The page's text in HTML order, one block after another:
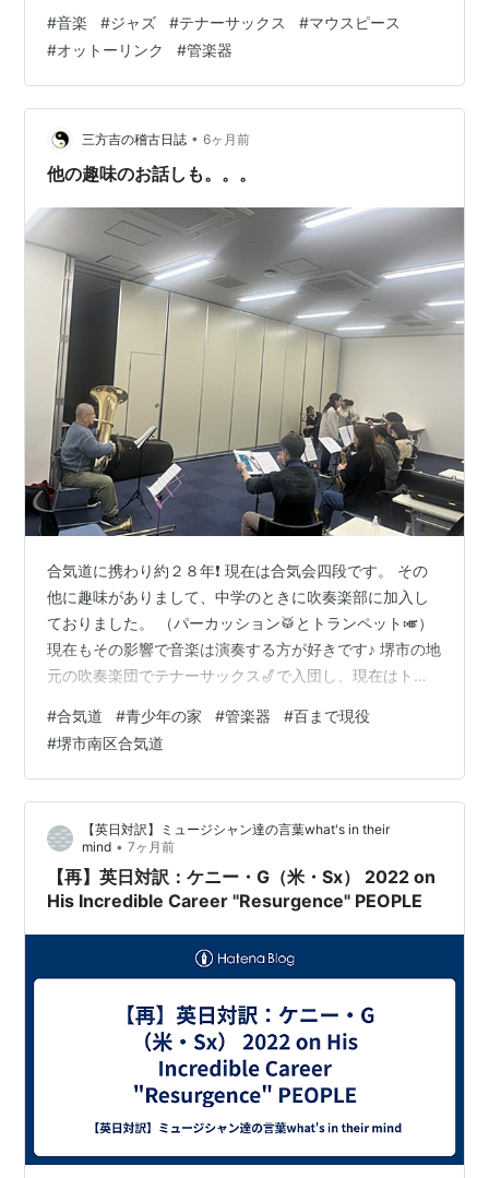
くても吹きこなせないんです。 GETしたマウスピースは
オットーリンクの5番で、 一応ジャズ向きのマウスピー
スですが その中でも一番クラシック用に近い構造のもの
なんです。 クラシック向きとジャズ向きとどこが一番違
うかは ティップオープニングという マウスピースとリー
ドの間…
#音楽 #ジャズ #テナーサックス #マウスピース
#オットーリンク #管楽器
三方吉の稽古日誌 • 6ヶ月前
他の趣味のお話しも。。。
合気道に携わり約２８年❗️ 現在は合気会四段です。 その
他に趣味がありまして、中学のときに吹奏楽部に加入し
ておりました。 （パーカッション🥁とトランペット🎺）
現在もその影響で音楽は演奏する方が好きです♪ 堺市の地
元の吹奏楽団でテナーサックス🎷で入団し、現在はトロ
でボーカル、ＭＣ、テナーサックス、ウィンドシンセ
（デジタルサックス）もやらせてもらってます。 本日は
とあるアンサンブルサークルへ🚗 最近人数も増えて気楽
に演奏できるのでとても楽しいです。 合気道も楽器演奏
も”合わす” ここに今回の私の人生の意味が集約されてる
のでしょう🤔 自分を大切に…
#合気道 #青少年の家 #管楽器 #百まで現役
#堺市南区合気道
【英日対訳】ミュージシャン達の言葉what's in their
mind • 7ヶ月前
【再】英日対訳：ケニー・G（米・Sx） 2022 on
His Incredible Career "Resurgence" PEOPLE